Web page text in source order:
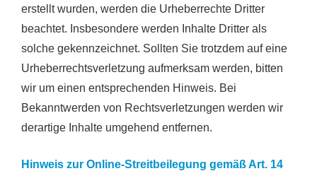
erstellt wurden, werden die Urheberrechte Dritter
beachtet. Insbesondere werden Inhalte Dritter als
solche gekennzeichnet. Sollten Sie trotzdem auf eine
Urheberrechtsverletzung aufmerksam werden, bitten
wir um einen entsprechenden Hinweis. Bei
Bekanntwerden von Rechtsverletzungen werden wir
derartige Inhalte umgehend entfernen.
Hinweis zur Online-Streitbeilegung gemäß Art. 14